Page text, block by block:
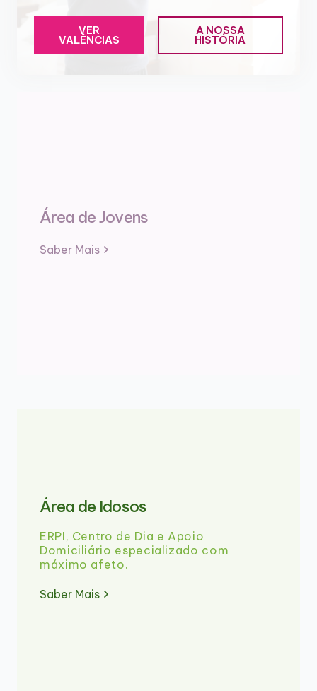
VER
VALÊNCIAS
A NOSSA
HISTÓRIA
Área de Jovens
Saber Mais
Área de Idosos
ERPI, Centro de Dia e Apoio
Domiciliário especializado com
máximo afeto.
Saber Mais